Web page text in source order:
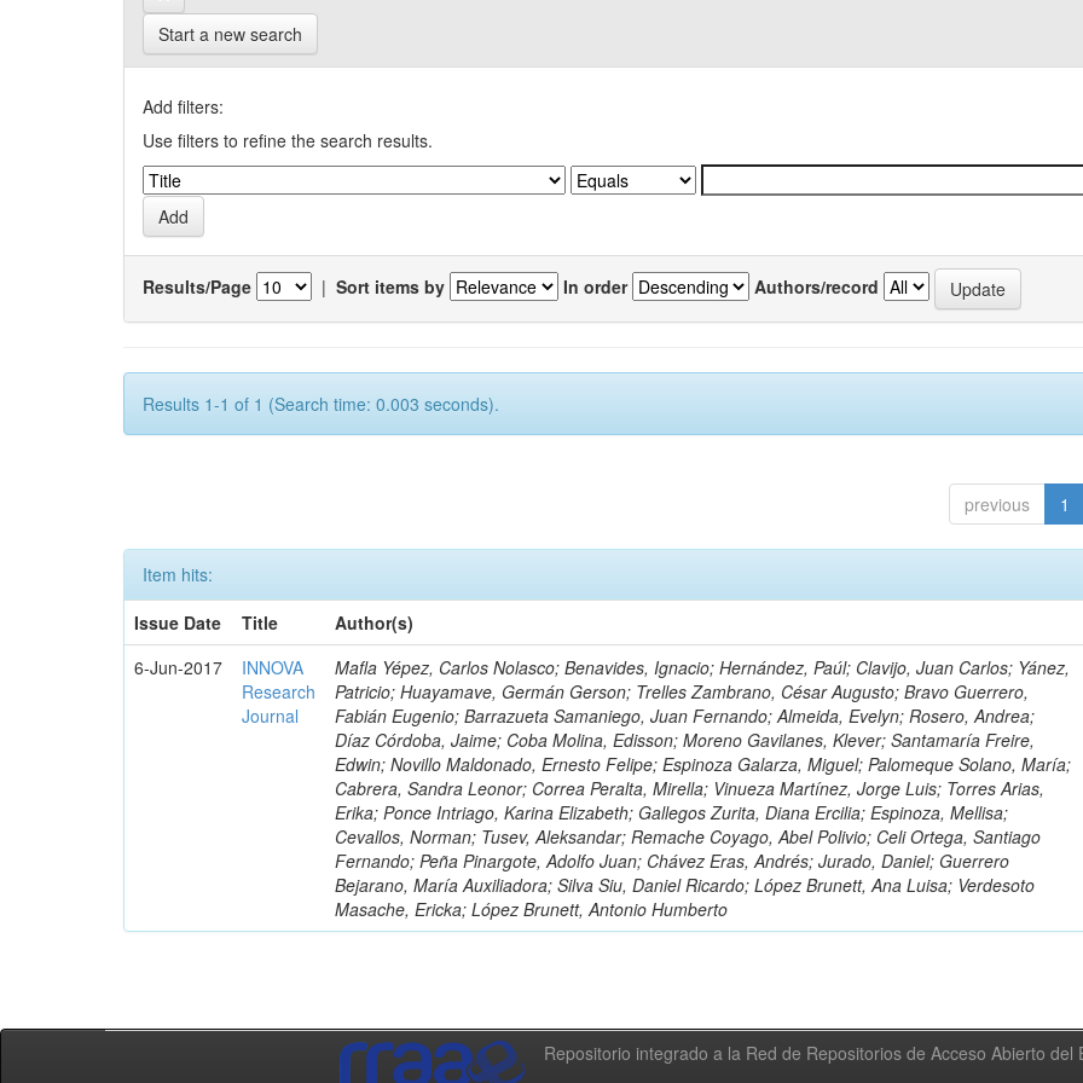
Start a new search
Add filters:
Use filters to refine the search results.
Results/Page | Sort items by In order Authors/record
Results 1-1 of 1 (Search time: 0.003 seconds).
previous 1
Item hits:
Issue Date
Title
Author(s)
6-Jun-2017
INNOVA
Research
Journal
Mafla Yépez, Carlos Nolasco; Benavides, Ignacio; Hernández, Paúl; Clavijo, Juan Carlos; Yánez,
Patricio; Huayamave, Germán Gerson; Trelles Zambrano, César Augusto; Bravo Guerrero,
Fabián Eugenio; Barrazueta Samaniego, Juan Fernando; Almeida, Evelyn; Rosero, Andrea;
Díaz Córdoba, Jaime; Coba Molina, Edisson; Moreno Gavilanes, Klever; Santamaría Freire,
Edwin; Novillo Maldonado, Ernesto Felipe; Espinoza Galarza, Miguel; Palomeque Solano, María;
Cabrera, Sandra Leonor; Correa Peralta, Mirella; Vinueza Martínez, Jorge Luis; Torres Arias,
Erika; Ponce Intriago, Karina Elizabeth; Gallegos Zurita, Diana Ercilia; Espinoza, Mellisa;
Cevallos, Norman; Tusev, Aleksandar; Remache Coyago, Abel Polivio; Celi Ortega, Santiago
Fernando; Peña Pinargote, Adolfo Juan; Chávez Eras, Andrés; Jurado, Daniel; Guerrero
Bejarano, María Auxiliadora; Silva Siu, Daniel Ricardo; López Brunett, Ana Luisa; Verdesoto
Masache, Ericka; López Brunett, Antonio Humberto
Repositorio integrado a la Red de Repositorios de Acceso Abierto del